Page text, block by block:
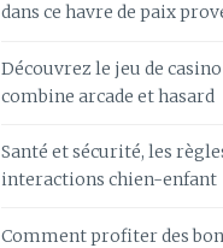
dans ce havre de paix
Découvrez le jeu de
combine arcade et hasard
Santé et sécurité, les
interactions chien-enfant
Comment profiter des